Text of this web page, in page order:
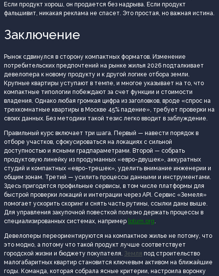
Если продукт хорош, он продается без надрыва. Если продукт
фальшивит, никакая реклама не спасет. Это простая, но важная истина.
Заключение
Рынок сдвинулся в сторону компактных форматов. Изменение
потребительских предпочтений на рынке жилья 2026 подталкивает
девелопера к новому продукту и к другой логике отбора земли.
Крупные квартиры уступают в темпе, и многое указывает на то, что
компактные типологии побеждают за счет функции и стоимости
владения. Однако любая громкая цифра из заголовков, вроде «спрос на
трехкомнатные квартиры в Москве 45% падение», требует проверки на
своих данных. Без методики такой тезис легко вводит в заблуждение.
Правильный курс включает три шага. Первый — навести порядок в
отборе участков, сфокусироваться на локациях с сильной
доступностью и ясными градпараметрами. Второй — собрать
продуктовую линейку из продуманных «евро-двушек», аккуратных
студий и компактных «евро-трешек», уделить внимание инженерии и
общим зонам. Третий — усилить процессы данными и инструментами.
Здесь пригодятся профильные сервисы, в том числе платформы для
быстрой проверки локаций и интеграции через API. Сервис «Земеля»
помогает ускорить скоринг и снять часть рутины, ссылки даны выше.
Для управления закупочной повесткой полезно держать процессы в
специализированных системах, например lotum.org.
Девелоперы переориентируются на компактное жилье не потому, что
это модно, а потому что такой продукт лучше соответствует
городской жизни и бюджету покупателя. Земля под строительство
малогабаритных квартир становится ключевым активом на ближайшие
годы. Команда, которая собрала ясные критерии, настроила воронку